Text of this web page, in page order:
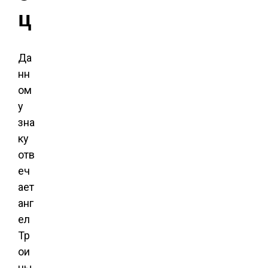
ц
Да
нн
ом
у
зна
ку
отв
еч
ает
анг
ел
Тр
ои